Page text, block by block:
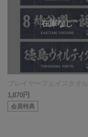
プレイヤーフェイスタオル
1,870円
会員特典